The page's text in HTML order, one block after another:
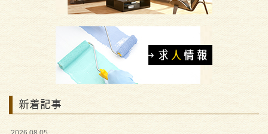
新着記事